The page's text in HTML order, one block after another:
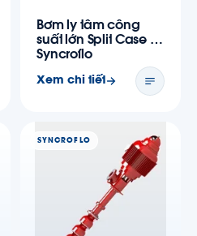
Bơm ly tâm công
suất lớn Split Case –
Syncroflo
Xem chi tiết
SYNCROFLO